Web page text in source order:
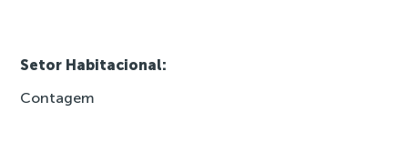
Setor Habitacional:
Contagem